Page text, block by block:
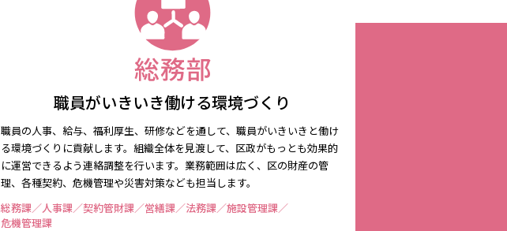
職員がいきいき働ける環境づくり
職員の人事、給与、福利厚生、研修などを通して、職員がいきいきと働け
る環境づくりに貢献します。組織全体を見渡して、区政がもっとも効果的
に運営できるよう連絡調整を行います。業務範囲は広く、区の財産の管
理、各種契約、危機管理や災害対策なども担当します。
総務課／人事課／契約管財課／営繕課／法務課／施設管理課／
危機管理課